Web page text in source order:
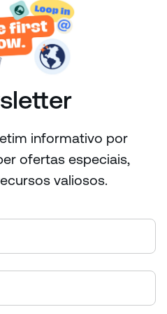
informativo por
ofertas especiais,
valiosos.